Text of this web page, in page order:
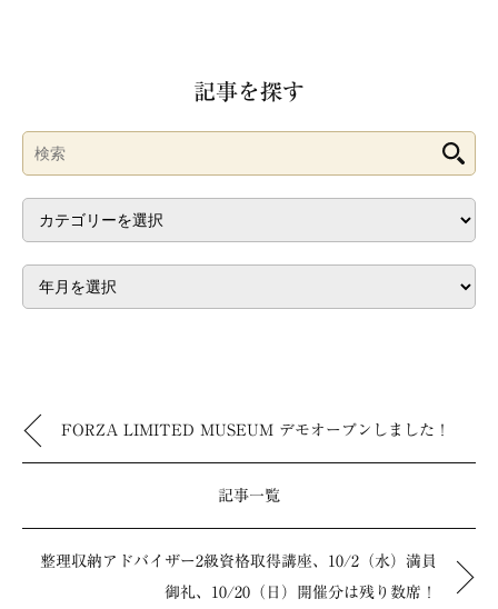
記事を探す
FORZA LIMITED MUSEUM デモオープンしました！
記事一覧
整理収納アドバイザー2級資格取得講座、10/2（水）満員
御礼、10/20（日）開催分は残り数席！